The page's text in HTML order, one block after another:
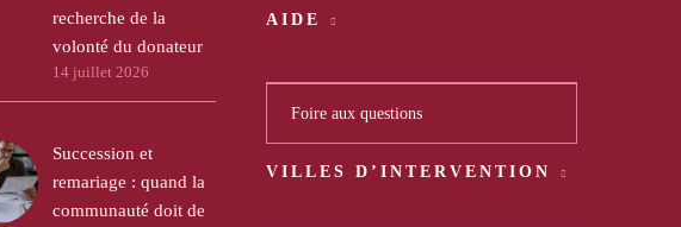
recherche de la
volonté du donateur
14 juillet 2026
Succession et
remariage : quand la
communauté doit de
AIDE
Foire aux questions
VILLES D’INTERVENTION